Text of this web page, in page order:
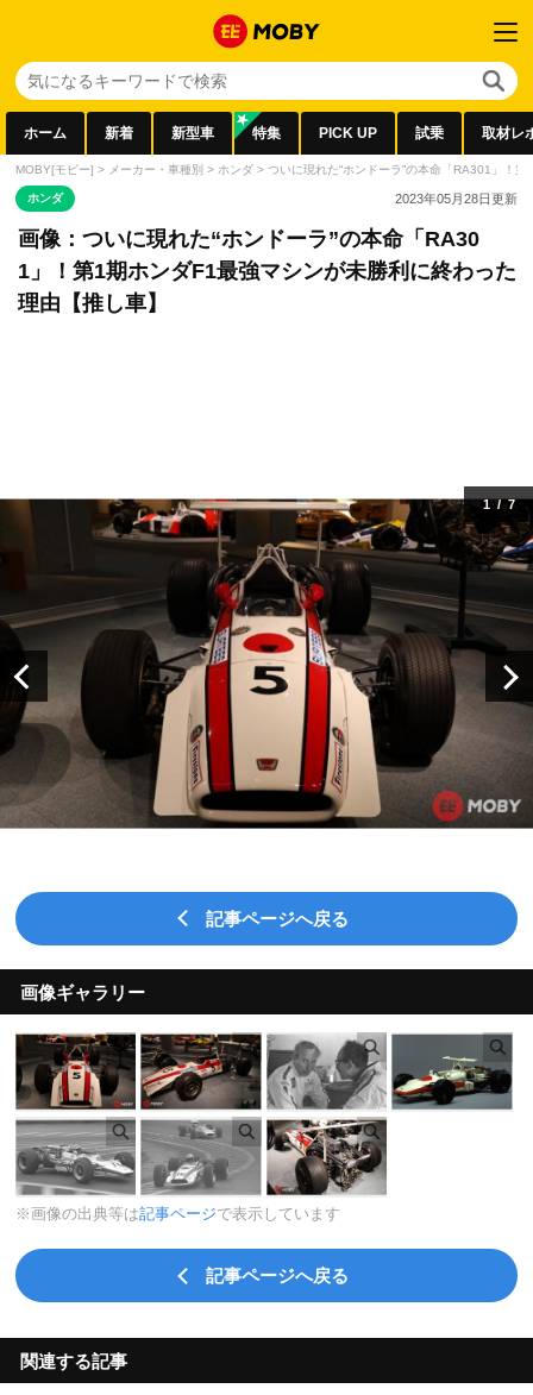
ホーム 新着 新型車 特集 PICK UP 試乗 取材レ
MOBY[モビー] > メーカー・車種別 > ホンダ > ついに現れた“ホンドーラ”の本命「RA301」！
ホンダ 2023年05月28日更新
画像：ついに現れた“ホンドーラ”の本命「RA30
1」！第1期ホンダF1最強マシンが未勝利に終わった
理由【推し車】
1/7
記事ページへ戻る
画像ギャラリー
※画像の出典等は記事ページで表示しています
記事ページへ戻る
関連する記事